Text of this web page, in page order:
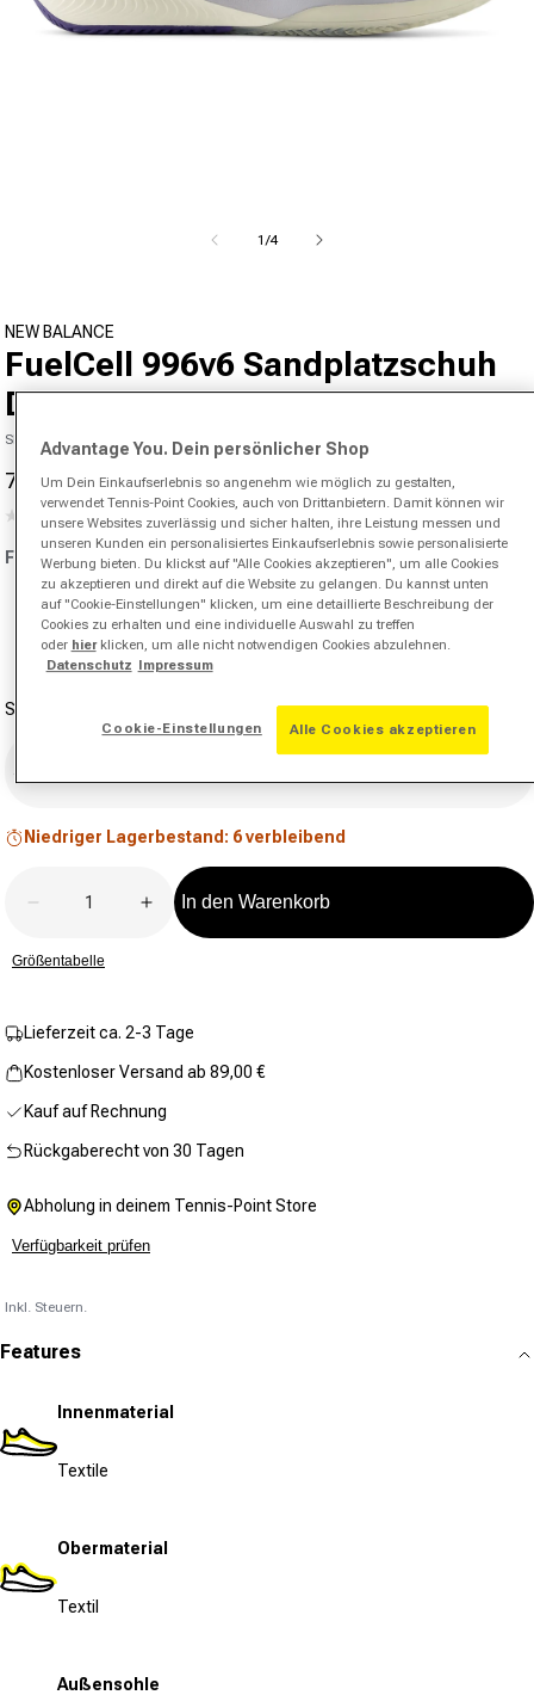
1/von
4
NEW BALANCE
FuelCell 996v6 Sandplatzschuh
Damen-Flieder
SKU 07417500923000
Verkaufspreis
75,95 €
Normaler Preis
140,00 €-46%
Kein
Beurteilungswert.
Link
auf
derselben
Seite.
(0)
Farbe:flieder
Schuhgröße
Schuhgröße auswählen
Niedriger Lagerbestand: 6 verbleibend
Verringere die Menge für FuelCell 996v6
Erhöhe die Menge für FuelCell 996v6
In den Warenkorb
Größentabelle
Lieferzeit ca. 2-3 Tage
Kostenloser Versand ab 89,00 €
Kauf auf Rechnung
Rückgaberecht von 30 Tagen
Abholung in deinem Tennis-Point Store
Verfügbarkeit prüfen
Inkl. Steuern.
Features
Innenmaterial
Textile
Obermaterial
Textil
Außensohle
Advantage You. Dein persönlicher Shop
Um Dein Einkaufserlebnis so angenehm wie möglich zu gestalten,
verwendet Tennis-Point Cookies, auch von Drittanbietern. Damit können wir
unsere Websites zuverlässig und sicher halten, ihre Leistung messen und
unseren Kunden ein personalisiertes Einkaufserlebnis sowie personalisierte
Werbung bieten. Du klickst auf "Alle Cookies akzeptieren", um alle Cookies
zu akzeptieren und direkt auf die Website zu gelangen. Du kannst unten
auf "Cookie-Einstellungen" klicken, um eine detaillierte Beschreibung der
Cookies zu erhalten und eine individuelle Auswahl zu treffen
oder hierklicken, um alle nicht notwendigen Cookies abzulehnen.
Datenschutz Impressum
Cookie-Einstellungen Alle Cookies akzeptieren